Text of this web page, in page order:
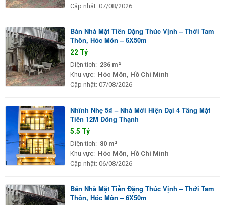
Cập nhật: 07/08/2026
Bán Nhà Mặt Tiền Đặng Thúc Vịnh – Thới Tam
Thôn, Hóc Môn – 6X50m
22 Tỷ
Diện tích: 236 m²
Khu vực: Hóc Môn, Hồ Chí Minh
Cập nhật: 07/08/2026
Nhĩnh Nhẹ 5₫ – Nhà Mới Hiện Đại 4 Tầng Mặt
Tiền 12M Đông Thạnh
5.5 Tỷ
Diện tích: 80 m²
Khu vực: Hóc Môn, Hồ Chí Minh
Cập nhật: 06/08/2026
Bán Nhà Mặt Tiền Đặng Thúc Vịnh – Thới Tam
Thôn, Hóc Môn – 6X50m